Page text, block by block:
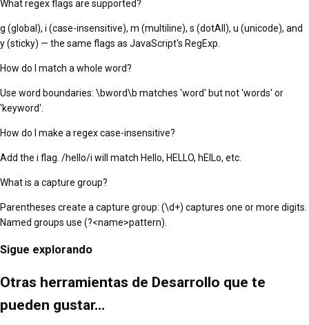
What regex flags are supported?
g (global), i (case-insensitive), m (multiline), s (dotAll), u (unicode), and
y (sticky) — the same flags as JavaScript's RegExp.
How do I match a whole word?
Use word boundaries: \bword\b matches 'word' but not 'words' or
'keyword'.
How do I make a regex case-insensitive?
Add the i flag. /hello/i will match Hello, HELLO, hElLo, etc.
What is a capture group?
Parentheses create a capture group: (\d+) captures one or more digits.
Named groups use (?<name>pattern).
Sigue explorando
Otras herramientas de Desarrollo que te
pueden gustar…